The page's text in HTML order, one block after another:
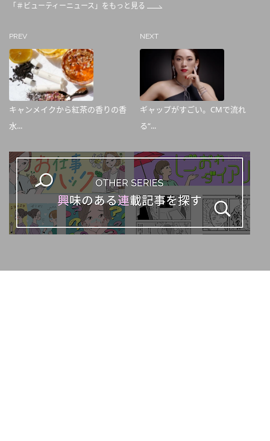
「＃ビューティーニュース」をもっと見る
PREV
キャンメイクから紅茶の香りの香
水...
NEXT
ギャップがすごい。CMで流れ
る“...